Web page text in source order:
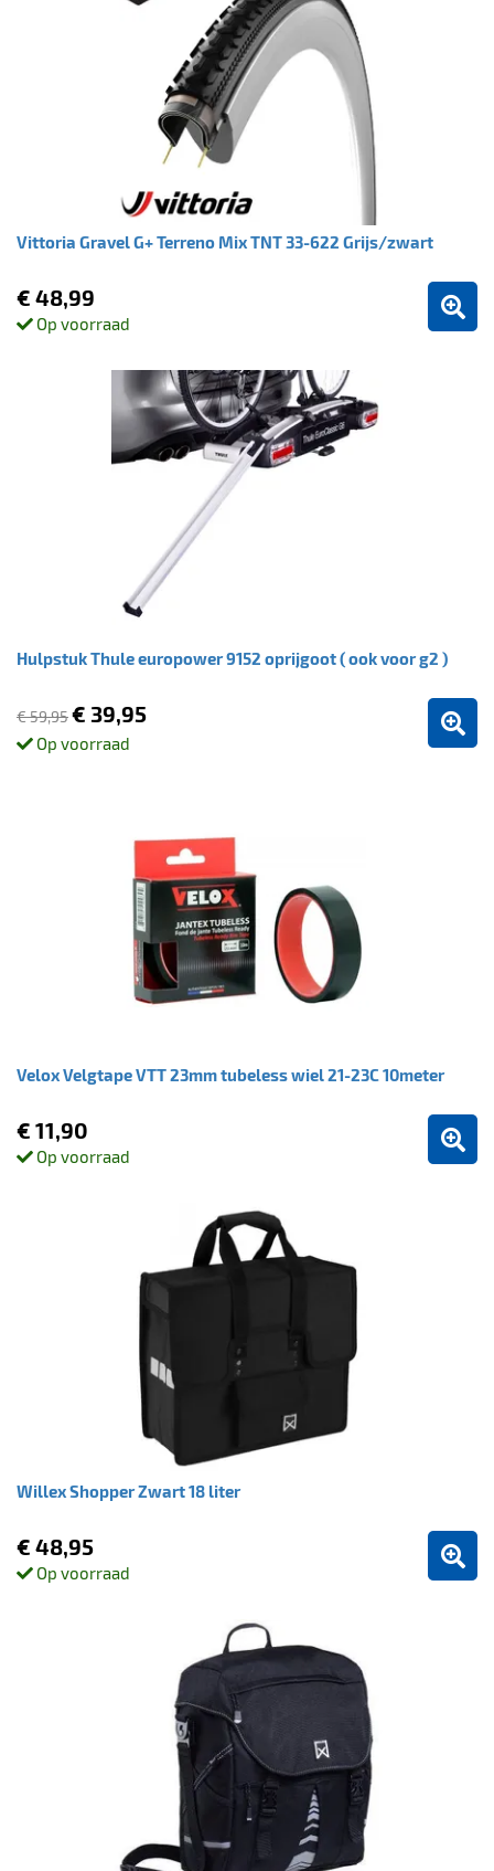
Vittoria Gravel G+ Terreno Mix TNT 33-622 Grijs/zwart
€ 48,99
Op voorraad
Hulpstuk Thule europower 9152 oprijgoot ( ook voor g2 )
€ 59,95€ 39,95
Op voorraad
Velox Velgtape VTT 23mm tubeless wiel 21-23C 10meter
€ 11,90
Op voorraad
Willex Shopper Zwart 18 liter
€ 48,95
Op voorraad